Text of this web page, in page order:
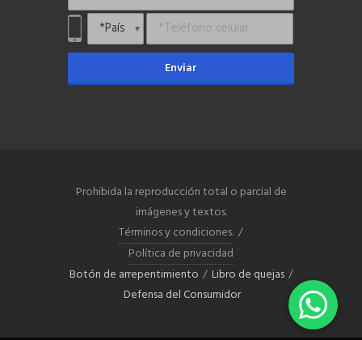
Enviar
Prohibida la reproducción total o parcial de
imágenes y textos.
Términos y condiciones. /
Política de privacidad
Botón de arrepentimiento / Libro de quejas /
Defensa del Consumidor